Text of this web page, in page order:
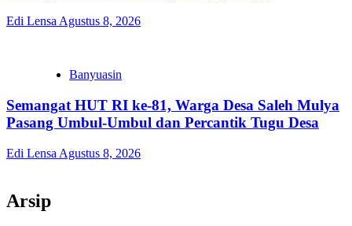
Edi Lensa Agustus 8, 2026
Banyuasin
Semangat HUT RI ke-81, Warga Desa Saleh Mulya
Pasang Umbul-Umbul dan Percantik Tugu Desa
Edi Lensa Agustus 8, 2026
Arsip